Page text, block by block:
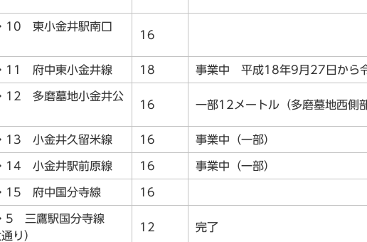
10 東小金井駅南口
16
11 府中東小金井線 18 事業中 平成18年9月27日から
12 多磨墓地小金井公
16 一部12メートル（多磨墓地西側部
13 小金井久留米線 16 事業中（一部）
14 小金井駅前原線 16 事業中（一部）
15 府中国分寺線 16
5 三鷹駅国分寺線
り）
12 完了